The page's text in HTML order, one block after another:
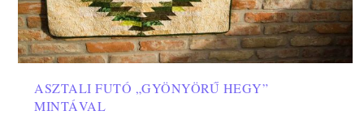
ASZTALI FUTÓ „GYÖNYÖRŰ HEGY”
MINTÁVAL